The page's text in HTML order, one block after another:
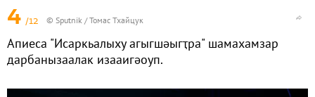
4 /12 © Sputnik / Томас Тхайцук
Апиеса "Исаркьалыху агыгшәыгҭра" шамахамзар
дарбанызаалак изааигәоуп.